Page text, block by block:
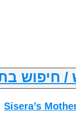
/ חיפוש
Sisera’s